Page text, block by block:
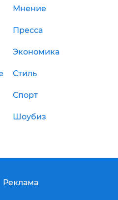
Мнение
Пресса
Экономика
Стиль
Спорт
Шоубиз
Реклама